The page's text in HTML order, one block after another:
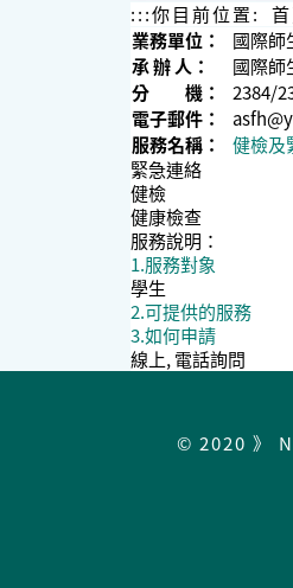
:::你目前位置:
業務單位：
國際師
承 辦 人：
國際師
分 機：
2384/
電子郵件：
服務名稱：
健檢及
緊急連絡
健檢
健康檢查
服務說明：
1.服務對象
學生
2.可提供的服務
3.如何申請
線上, 電話詢問
© 2020 》